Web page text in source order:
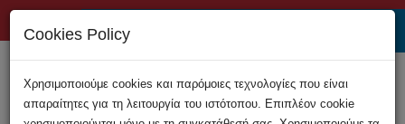
Cookies Policy
Χρησιμοποιούμε cookies και παρόμοιες τεχνολογίες που είναι
απαραίτητες για τη λειτουργία του ιστότοπου. Επιπλέον cookie